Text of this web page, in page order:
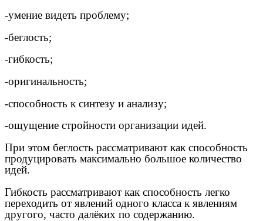
-умение видеть проблему;
-беглость;
-гибкость;
-оригинальность;
-способность к синтезу и анализу;
-ощущение стройности организации идей.
При этом беглость рассматривают как способность
продуцировать максимально большое количество
идей.
Гибкость рассматривают как способность легко
переходить от явлений одного класса к явлениям
другого, часто далёких по содержанию.